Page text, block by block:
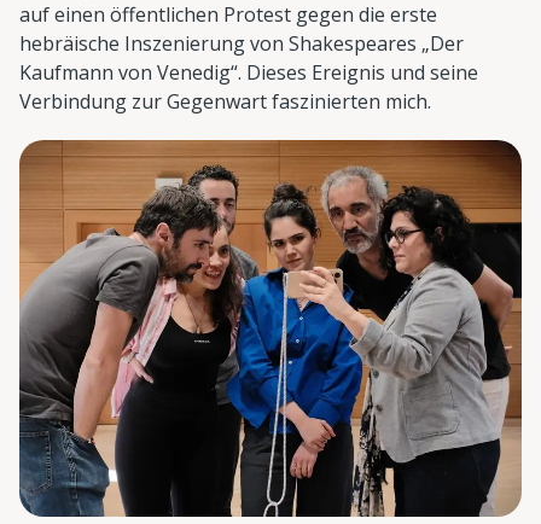
auf einen öffentlichen Protest gegen die erste
hebräische Inszenierung von Shakespeares „Der
Kaufmann von Venedig“. Dieses Ereignis und seine
Verbindung zur Gegenwart faszinierten mich.